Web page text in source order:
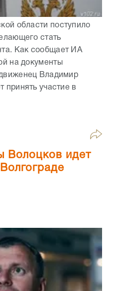
области поступило
стать
Как сообщает ИА
на документы
Владимир
принять участие в
Волоцков идет